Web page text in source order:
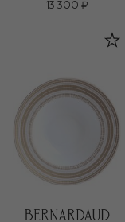
13 300 ₽